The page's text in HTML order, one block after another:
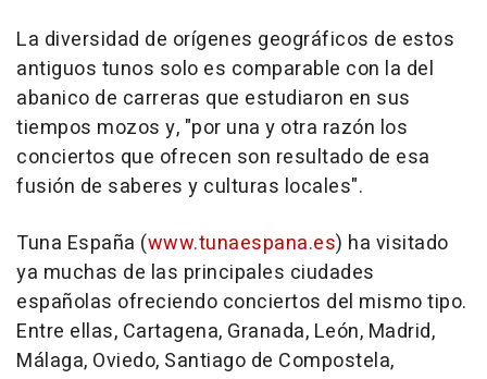
La diversidad de orígenes geográficos de estos
antiguos tunos solo es comparable con la del
abanico de carreras que estudiaron en sus
tiempos mozos y, "por una y otra razón los
conciertos que ofrecen son resultado de esa
fusión de saberes y culturas locales".
Tuna España (www.tunaespana.es) ha visitado
ya muchas de las principales ciudades
españolas ofreciendo conciertos del mismo tipo.
Entre ellas, Cartagena, Granada, León, Madrid,
Málaga, Oviedo, Santiago de Compostela,